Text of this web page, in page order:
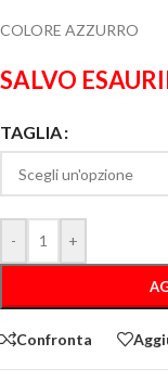
COLORE AZZURRO
SALVO
TAGLIA
- +
Confronta